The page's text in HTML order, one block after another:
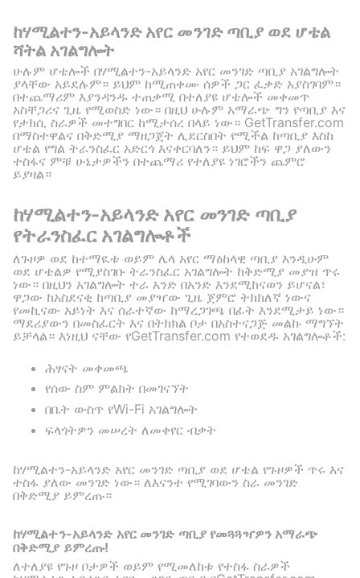
ከሃሚልተን-አይላንድ አየር መንገድ ጣቢያ ወደ ሆቴል
ሻትል አገልግሎት
ሁሉም ሆቴሎች በሃሚልተን-አይላንድ አየር መንገድ ጣቢያ አገልግሎት
ያላቸው አይደሉም። ይህም ከሚጠቀሙ ሰዎች ጋር ፈቃድ አያስገባም።
በተጨማሪም እያንዳንዱ ተጠቃሚ በተለያዩ ሆቴሎች መቀመጥ
አስቸጋሪና ጊዜ የሚወስድ ነው። በዚህ ሁሉም አማራጭ ግን የጣቢያ እና
የታክሲ ስራዎች መተግበር ከሚታሰረ በላይ ነው። GetTransfer.com
በማስተዋልና በቅድሚያ ማዘጋጀት ሊደርስበት የሚችል ከጣቢያ እስከ
ሆቴል የግል ትራንስፈር አድርጎ እናቀርባለን። ይህም ከፍ ዋጋ ያለውን
ተስፋና ምቹ ሁኔታዎችን በተጨማሪ የተለያዩ ነገሮችን ጨምሮ
ይያዛል።
ከሃሚልተን-አይላንድ አየር መንገድ ጣቢያ
የትራንስፈር አገልግሎቶች
ለጉዞዎ ወደ ከተማዪቱ ወይም ሌላ አየር ማዕከላዊ ጣቢያ እንዲሁም
ወደ ሆቴልዎ የሚያስገቡ ትራንስፈር አገልግሎት ከቅድሚያ መያዝ ጥሩ
ነው። በዚህን አገልግሎት ተራ አንድ በአንድ እንደሚከናወን ይሆናል፣
ዋጋው ከአስደናቂ ከጣቢያ መያዣው ጊዜ ጀምሮ ትክክለኛ ነውና
የመኪናው አይነት እና ሰራተኛው ከማረጋገጫ በፊት እንደሚታይ ነው።
ማደሪያውን በመስፈርት እና በትክክል ቦታ በአስተናጋጅ መልኩ ማግኘት
ይቻላል። እነዚህ ናቸው የGetTransfer.com የተወደዱ አገልግሎቶች:
ሕፃናት መቀመጫ
የሰው ስም ምልክት በመገናኘት
በቤት ውስጥ የWi-Fi አገልግሎት
ፍላጎትዎን መሠረት ለመቀየር ብቃት
ከሃሚልተን-አይላንድ አየር መንገድ ጣቢያ ወደ ሆቴል የጉዞዎች ጥሩ እና
ተስፋ ያለው መንገድ ነው። ለእናንተ የሚገባውን ስራ መንገድ
በቅድሚያ ይምረጡ።
ከሃሚልተን-አይላንድ አየር መንገድ ጣቢያ የመጓጓዣዎን አማራጭ
በቅድሚያ ይምረጡ!
ለተለያዩ የጉዞ ቦታዎች ወይም የሚመለከቱ የተስፋ ስራዎች